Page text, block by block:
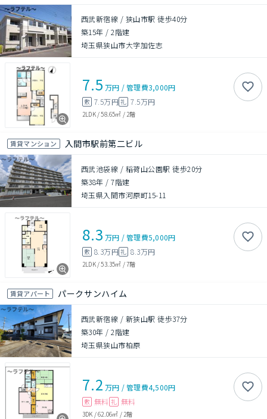
西武新宿線 / 狭山市駅 徒歩40分
築15年 /2階建
埼玉県狭山市大字加佐志
7.5 万円 /管理費3,000円
敷 7.5万円礼 7.5万円
2LDK/58.65㎡ / 2階
賃貸マンション 入間市駅前第二ビル
西武池袋線 / 稲荷山公園駅 徒歩20分
築38年 /7階建
埼玉県入間市河原町15-11
8.3 万円 /管理費5,000円
敷 8.3万円礼 8.3万円
2LDK/53.35㎡ /7階
賃貸アパート パークサンハイム
西武新宿線 / 新狭山駅 徒歩37分
築30年 /2階建
埼玉県狭山市柏原
7.2 万円 /管理費4,500円
敷 無料 礼 無料
3DK /62.06㎡ / 2階